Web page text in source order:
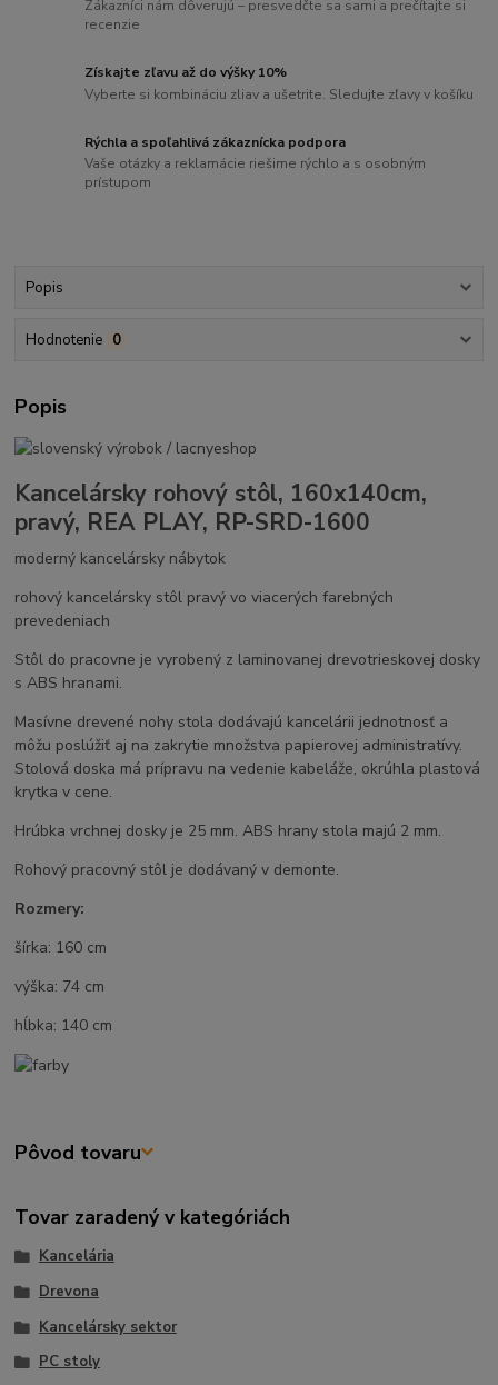
Zákazníci nám dôverujú – presvedčte sa sami a prečítajte si
recenzie
Získajte zľavu až do výšky 10%
Vyberte si kombináciu zliav a ušetrite. Sledujte zľavy v košíku
Rýchla a spoľahlivá zákaznícka podpora
Vaše otázky a reklamácie riešime rýchlo a s osobným
prístupom
Popis
Hodnotenie 0
Popis
Kancelársky rohový stôl, 160x140cm,
pravý, REA PLAY, RP-SRD-1600
moderný kancelársky nábytok
rohový kancelársky stôl pravý vo viacerých farebných
prevedeniach
Stôl do pracovne je vyrobený z laminovanej drevotrieskovej dosky
s ABS hranami.
Masívne drevené nohy stola dodávajú kancelárii jednotnosť a
môžu poslúžiť aj na zakrytie množstva papierovej administratívy.
Stolová doska má prípravu na vedenie kabeláže, okrúhla plastová
krytka v cene.
Hrúbka vrchnej dosky je 25 mm. ABS hrany stola majú 2 mm.
Rohový pracovný stôl je dodávaný v demonte.
Rozmery:
šírka: 160 cm
výška: 74 cm
hĺbka: 140 cm
Pôvod tovaru
Tovar zaradený v kategóriách
Kancelária
Drevona
Kancelársky sektor
PC stoly